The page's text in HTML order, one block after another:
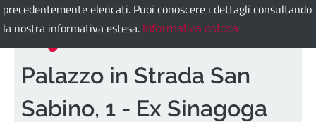
precedentemente elencati. Puoi conoscere i dettagli consultando
la nostra informativa estesa. Informativa estesa
Palazzo in Strada San
Sabino, 1 - Ex Sinagoga